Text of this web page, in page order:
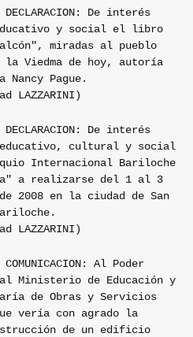
DECLARACION: De interés
y social el libro
miradas al pueblo
la Viedma de hoy, autoría
Nancy Pague.
LAZZARINI)
DECLARACION: De interés
educativo, cultural y social
Internacional Bariloche
a realizarse del 1 al 3
2008 en la ciudad de San
LAZZARINI)
COMUNICACION: Al Poder
Ministerio de Educación y
de Obras y Servicios
vería con agrado la
de un edificio